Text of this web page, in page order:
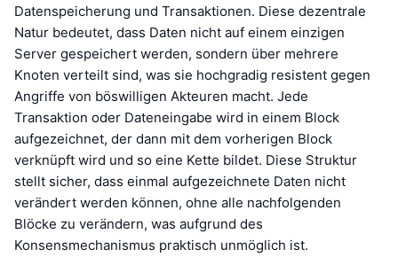
Datenspeicherung und Transaktionen. Diese dezentrale
Natur bedeutet, dass Daten nicht auf einem einzigen
Server gespeichert werden, sondern über mehrere
Knoten verteilt sind, was sie hochgradig resistent gegen
Angriffe von böswilligen Akteuren macht. Jede
Transaktion oder Dateneingabe wird in einem Block
aufgezeichnet, der dann mit dem vorherigen Block
verknüpft wird und so eine Kette bildet. Diese Struktur
stellt sicher, dass einmal aufgezeichnete Daten nicht
verändert werden können, ohne alle nachfolgenden
Blöcke zu verändern, was aufgrund des
Konsensmechanismus praktisch unmöglich ist.